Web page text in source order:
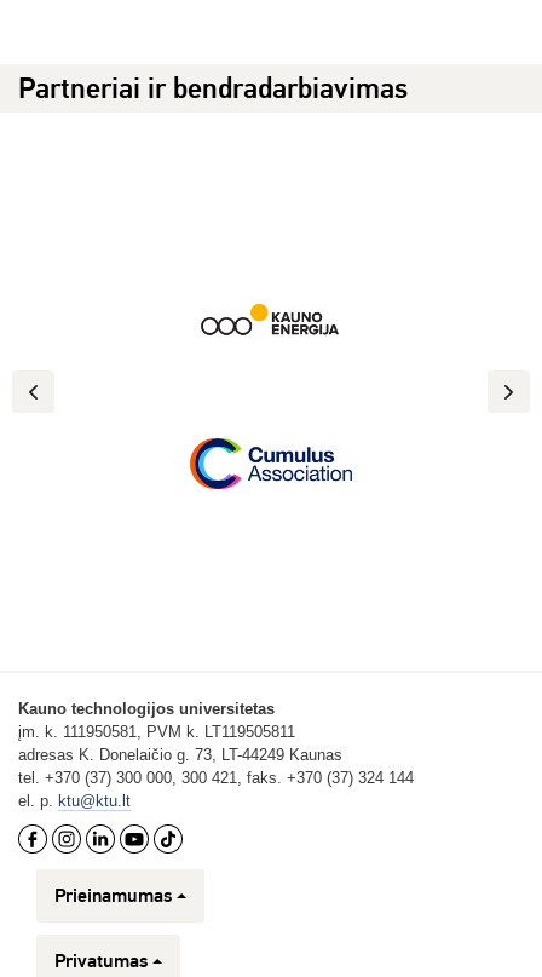
Partneriai ir bendradarbiavimas
Previous Next
Kauno technologijos universitetas
įm. k. 111950581, PVM k. LT119505811
adresas K. Donelaičio g. 73, LT-44249 Kaunas
tel. +370 (37) 300 000, 300 421, faks. +370 (37) 324 144
el. p. ktu@ktu.lt
Prieinamumas
Privatumas